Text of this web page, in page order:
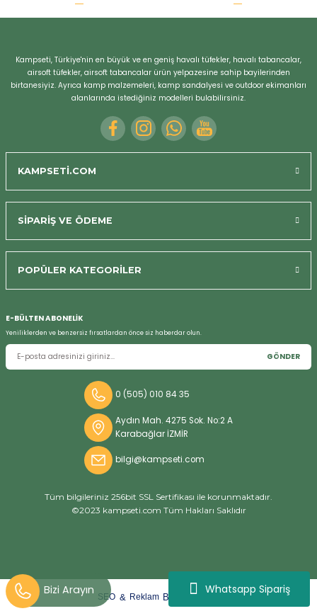
Whatsapp Sipariş
Kampseti, Türkiye'nin en büyük ve en geniş havalı tüfekler, havalı tabancalar,
airsoft tüfekler, airsoft tabancalar ürün yelpazesine sahip bayilerinden
birtanesiyiz. Ayrıca kamp malzemeleri, kamp sandalyesi ve outdoor ekimanları
alanlarında istediğiniz modelleri bulabilirsiniz.
KAMPSETİ.COM
SİPARİŞ VE ÖDEME
POPÜLER KATEGORİLER
E-BÜLTEN ABONELİK
Yeniliklerden ve benzersiz fırsatlardan önce siz haberdar olun.
GÖNDER
0 (505) 010 84 35
Aydın Mah. 4275 Sok. No:2 A
Karabağlar İZMİR
bilgi@kampseti.com
Tüm bilgileriniz 256bit SSL Sertifikası ile korunmaktadır.
©2023 kampseti.com Tüm Hakları Saklıdır
SEO & Reklam By arat